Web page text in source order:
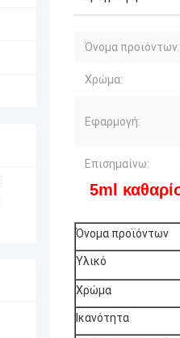
Όνομα προϊόντων:
Χρώμα:
Εφαρμογή:
Επισημαίνω:
5ml
Όνομα προϊόντων
Υλικό
Χρώμα
Ικανότητα